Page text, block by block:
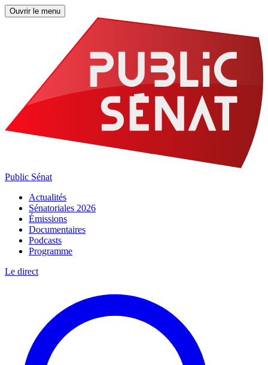
Ouvrir le menu
Public Sénat
Actualités
Sénatoriales 2026
Émissions
Documentaires
Podcasts
Programme
Le direct